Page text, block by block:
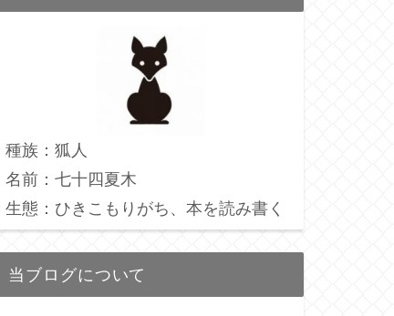
種族：狐人
名前：七十四夏木
生態：ひきこもりがち、本を読み書く
当ブログについて